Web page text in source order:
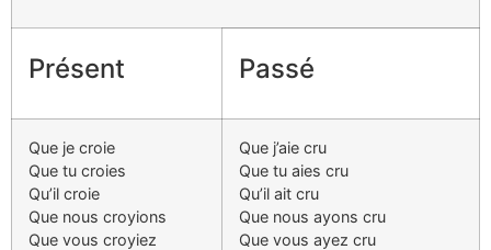
Présent Passé
Que je croie
Que tu croies
Qu’il croie
Que nous croyions
Que vous croyiez
Que j’aie cru
Que tu aies cru
Qu’il ait cru
Que nous ayons cru
Que vous ayez cru